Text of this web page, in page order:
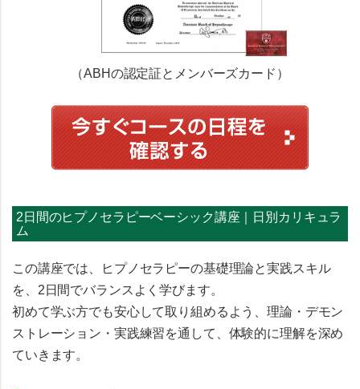
（ABHの認定証とメンバーズカード）
2日間のヒプノセラピーベーシック講座｜日別カリキュラ
ム
この講座では、ヒプノセラピーの基礎理論と実践スキル
を、2日間でバランスよく学びます。
初めて学ぶ方でも安心して取り組めるよう、理論・デモン
ストレーション・実践練習を通して、体験的に理解を深め
ていきます。